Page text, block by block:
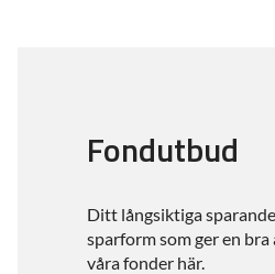
Fondutbud
Ditt långsiktiga
sparform som ger en bra
våra fonder här.